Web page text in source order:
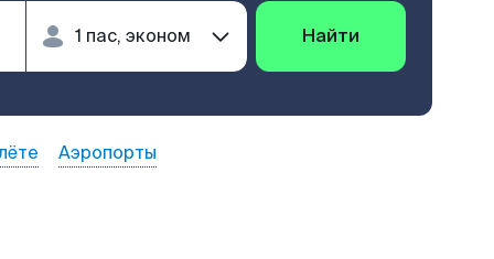
Найти
Аэропорты